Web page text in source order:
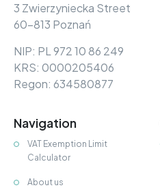
3 Zwierzyniecka Street
60-813 Poznań
NIP: PL 972 10 86 249
KRS: 0000205406
Regon: 634580877
Navigation
VAT Exemption Limit
Calculator
About us